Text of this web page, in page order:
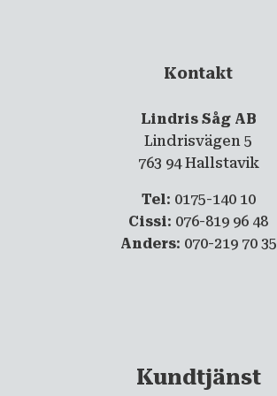
Kontakt
Lindris Såg AB
Lindrisvägen 5
763 94 Hallstavik
Tel: 0175-140 10
Cissi: 076-819 96 48
Anders: 070-219 70 35
Kundtjänst